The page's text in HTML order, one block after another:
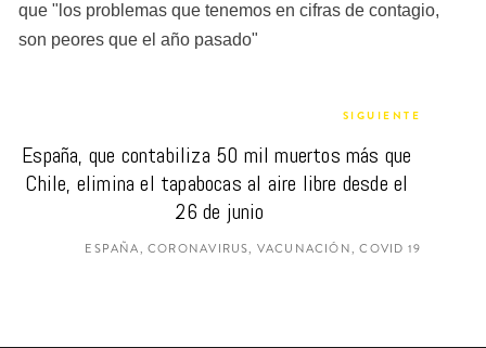
que "los problemas que tenemos en cifras de contagio,
son peores que el año pasado"
SIGUIENTE
España, que contabiliza 50 mil muertos más que
Chile, elimina el tapabocas al aire libre desde el
26 de junio
ESPAÑA, CORONAVIRUS, VACUNACIÓN, COVID 19